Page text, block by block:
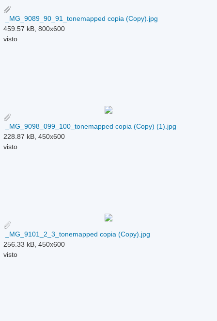
_MG_9089_90_91_tonemapped copia (Copy).jpg
459.57 kB, 800x600
visto
_MG_9098_099_100_tonemapped copia (Copy) (1).jpg
228.87 kB, 450x600
visto
_MG_9101_2_3_tonemapped copia (Copy).jpg
256.33 kB, 450x600
visto